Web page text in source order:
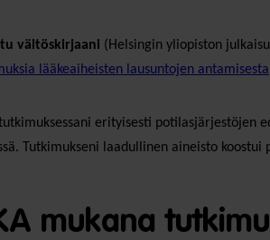
väitöskirjaani (Helsingin yliopiston
lääkeaiheisten lausuntojen
tutkimuksessani erityisesti potilasjärjestöjen
Tutkimukseni laadullinen aineisto
mukana